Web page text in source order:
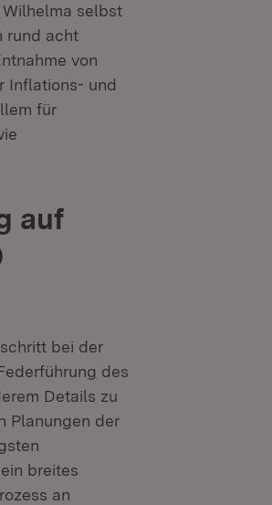
selbst
rund acht
von
Inflations- und
für
auf
bei der
des
Details zu
Planungen der
breites
Fenster)
an